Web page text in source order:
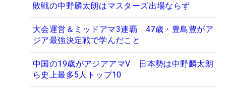
敗戦の中野麟太朗はマスターズ出場ならず
大会運営＆ミッドアマ3連覇 47歳・豊島豊がア
ジア最強決定戦で学んだこと
中国の19歳がアジアアマV 日本勢は中野麟太朗
ら史上最多5人トップ10